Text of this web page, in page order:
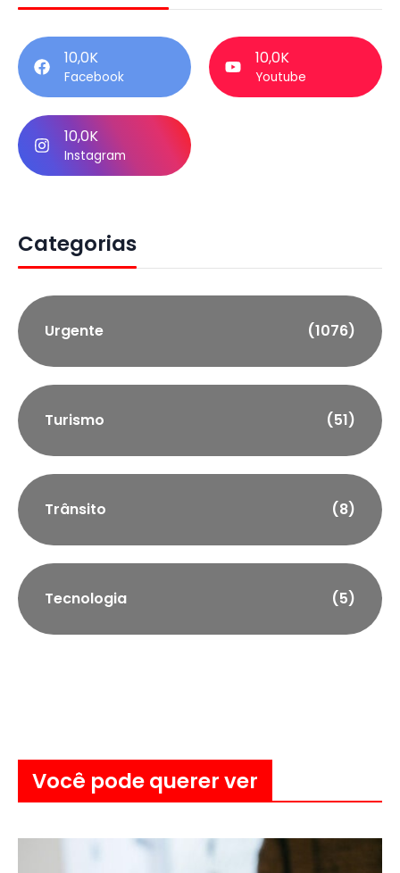
10,0K
Facebook
10,0K
Youtube
10,0K
Instagram
Categorias
Urgente (1076)
Turismo (51)
Trânsito (8)
Tecnologia (5)
Você pode querer ver